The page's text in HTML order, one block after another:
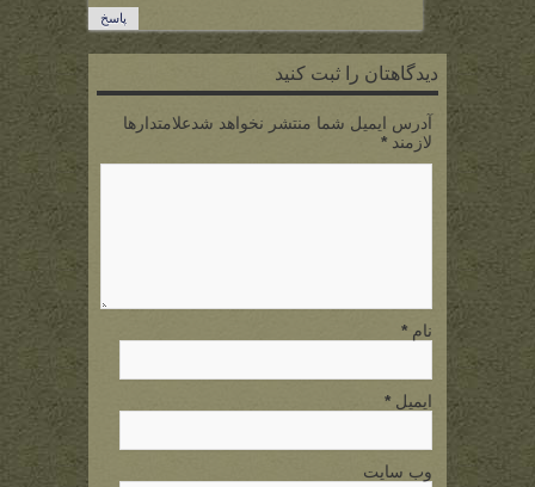
پاسخ
دیدگاهتان را ثبت کنید
آدرس ایمیل شما منتشر نخواهد شدعلامتدارها
لازمند *
نام *
ایمیل *
وب سایت